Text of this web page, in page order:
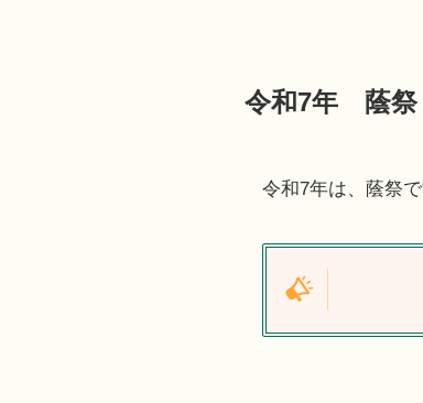
令和7年 蔭祭
令和7年は、蔭祭